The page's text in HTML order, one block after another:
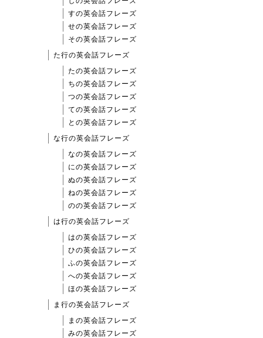
すの英会話フレーズ
せの英会話フレーズ
その英会話フレーズ
た行の英会話フレーズ
たの英会話フレーズ
ちの英会話フレーズ
つの英会話フレーズ
ての英会話フレーズ
との英会話フレーズ
な行の英会話フレーズ
なの英会話フレーズ
にの英会話フレーズ
ぬの英会話フレーズ
ねの英会話フレーズ
のの英会話フレーズ
は行の英会話フレーズ
はの英会話フレーズ
ひの英会話フレーズ
ふの英会話フレーズ
への英会話フレーズ
ほの英会話フレーズ
ま行の英会話フレーズ
まの英会話フレーズ
みの英会話フレーズ